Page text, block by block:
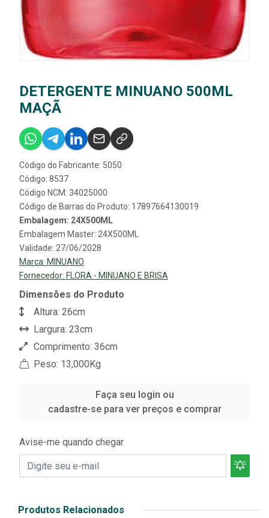
DETERGENTE MINUANO 500ML
MAÇÃ
Código do Fabricante: 5050
Código: 8537
Código NCM: 34025000
Código de Barras do Produto: 17897664130019
Embalagem: 24X500ML
Embalagem Master: 24X500ML
Validade: 27/06/2028
Marca: MINUANO
Fornecedor: FLORA - MINUANO E BRISA
Dimensões do Produto
Altura: 26cm
Largura: 23cm
Comprimento: 36cm
Peso: 13,000Kg
Faça seu login ou
cadastre-se para ver preços e comprar
Avise-me quando chegar
Produtos Relacionados